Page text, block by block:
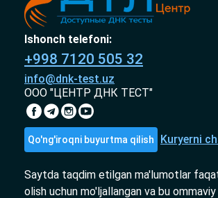
Ishonch telefoni:
+998 7120 505 32
info@dnk-test.uz
ООО "ЦЕНТР ДНК ТЕСТ"
Qo'ng'iroqni buyurtma qilish Kuryerni
Saytda taqdim etilgan ma'lumotlar
olish uchun mo'ljallangan va bu